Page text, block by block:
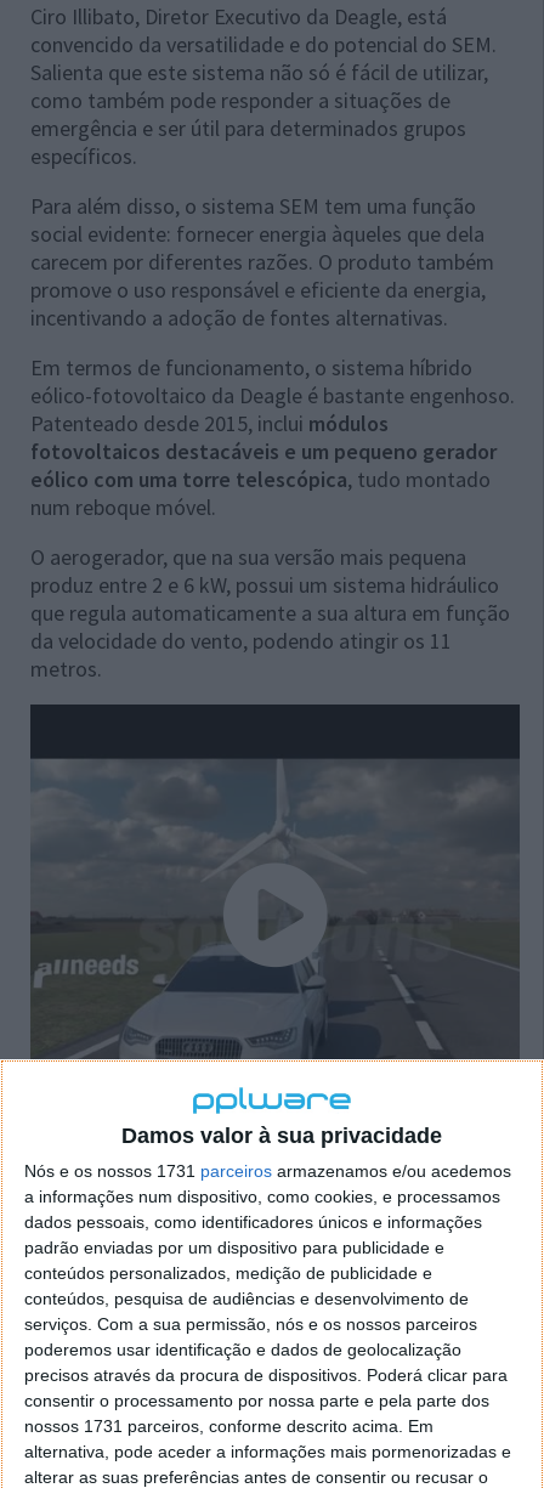
Damos valor à sua privacidade
Nós e os nossos 1731 parceiros armazenamos e/ou acedemos
a informações num dispositivo, como cookies, e processamos
dados pessoais, como identificadores únicos e informações
padrão enviadas por um dispositivo para publicidade e
conteúdos personalizados, medição de publicidade e
conteúdos, pesquisa de audiências e desenvolvimento de
serviços. Com a sua permissão, nós e os nossos parceiros
poderemos usar identificação e dados de geolocalização
precisos através da procura de dispositivos. Poderá clicar para
consentir o processamento por nossa parte e pela parte dos
nossos 1731 parceiros, conforme descrito acima. Em
alternativa, pode aceder a informações mais pormenorizadas e
alterar as suas preferências antes de consentir ou recusar o
Ciro Illibato, Diretor Executivo da Deagle, está
convencido da versatilidade e do potencial do SEM.
Salienta que este sistema não só é fácil de utilizar,
como também pode responder a situações de
emergência e ser útil para determinados grupos
específicos.
Para além disso, o sistema SEM tem uma função
social evidente: fornecer energia àqueles que dela
carecem por diferentes razões. O produto também
promove o uso responsável e eficiente da energia,
incentivando a adoção de fontes alternativas.
Em termos de funcionamento, o sistema híbrido
eólico-fotovoltaico da Deagle é bastante engenhoso.
Patenteado desde 2015, inclui módulos
fotovoltaicos destacáveis e um pequeno gerador
eólico com uma torre telescópica, tudo montado
num reboque móvel.
O aerogerador, que na sua versão mais pequena
produz entre 2 e 6 kW, possui um sistema hidráulico
que regula automaticamente a sua altura em função
da velocidade do vento, podendo atingir os 11
metros.
Por outro lado, os painéis solares, com uma
capacidade de 1,6 kW, estão integrados num sistema
retrátil. A eletricidade produzida é armazenada num
sistema de baterias personalizável. E, claro, a
está equipada com inversores e um controlador
híbrido para energia eólica e solar.
Portugal é um país com muito sol e vento. Quem
sabe se este tipo de produtos, que exploram estes
elementos para gerar energia, não serão uma boa
aposta nalgumas zonas do país.